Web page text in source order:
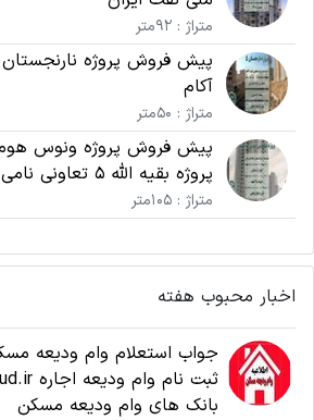
متراژ : 92متر
آکام
متراژ : 50متر
پروژه بقیه الله 5 تعاونی نامی اریکه پارسیان
متراژ : 105متر
اخبار محبوب هفته
جواب استعلام وام ودیعه
بانک های وام ودیعه مسکن